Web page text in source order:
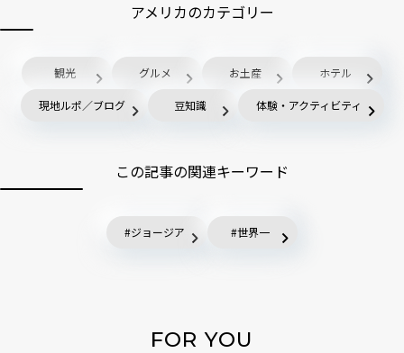
アメリカのカテゴリー
観光 グルメ お土産 ホテル
現地ルポ／ブログ 豆知識 体験・アクティビティ
この記事の関連キーワード
ジョージア 世界一
FOR YOU